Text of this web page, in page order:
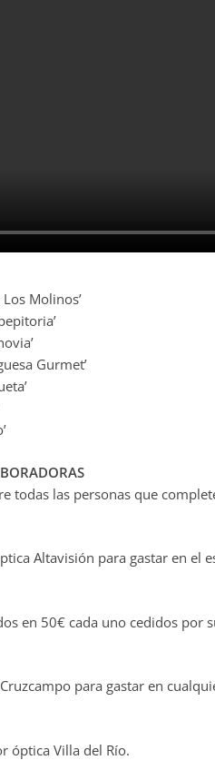
Molinos’
Gurmet’
todas las personas que
Altavisión para gastar en el
en 50€ cada uno cedidos por
para gastar en
óptica Villa del Río.